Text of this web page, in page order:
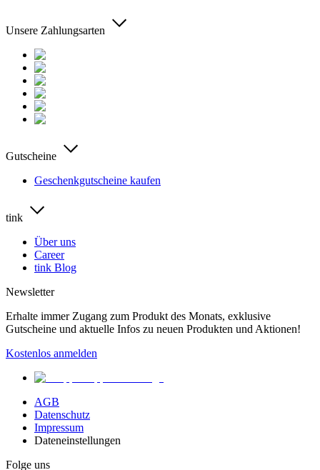
Unsere Zahlungsarten
Gutscheine
Geschenkgutscheine kaufen
tink
Über uns
Career
tink Blog
Newsletter
Erhalte immer Zugang zum Produkt des Monats, exklusive
Gutscheine und aktuelle Infos zu neuen Produkten und Aktionen!
Kostenlos anmelden
AGB
Datenschutz
Impressum
Dateneinstellungen
Folge uns